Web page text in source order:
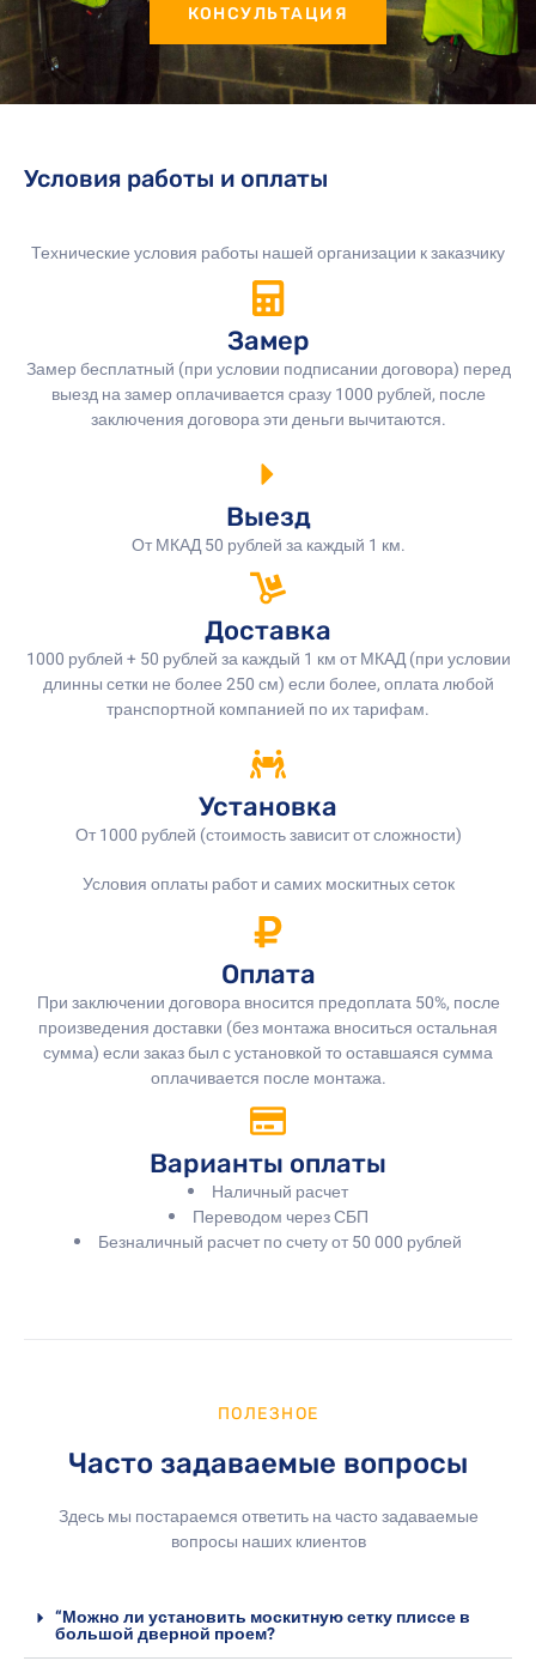
КОНСУЛЬТАЦИЯ
Условия работы и оплаты
Технические условия работы нашей организации к заказчику
Замер
Замер бесплатный (при условии подписании договора) перед
выезд на замер оплачивается сразу 1000 рублей, после
заключения договора эти деньги вычитаются.
Выезд
От МКАД 50 рублей за каждый 1 км.
Доставка
1000 рублей + 50 рублей за каждый 1 км от МКАД (при условии
длинны сетки не более 250 см) если более, оплата любой
транспортной компанией по их тарифам.
Установка
От 1000 рублей (стоимость зависит от сложности)
Условия оплаты работ и самих москитных сеток
Оплата
При заключении договора вносится предоплата 50%, после
произведения доставки (без монтажа вноситься остальная
сумма) если заказ был с установкой то оставшаяся сумма
оплачивается после монтажа.
Варианты оплаты
Наличный расчет
Переводом через СБП
Безналичный расчет по счету от 50 000 рублей
ПОЛЕЗНОЕ
Часто задаваемые вопросы
Здесь мы постараемся ответить на часто задаваемые
вопросы наших клиентов
“Можно ли установить москитную сетку плиссе в
большой дверной проем?